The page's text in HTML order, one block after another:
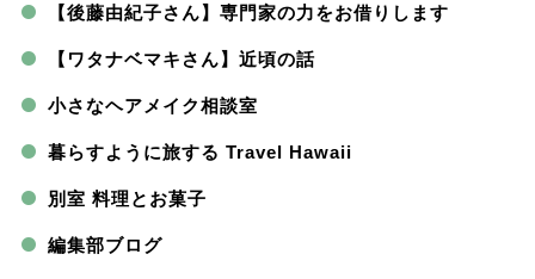
【後藤由紀子さん】専門家の力をお借りします
【ワタナベマキさん】近頃の話
小さなヘアメイク相談室
暮らすように旅する Travel Hawaii
別室 料理とお菓子
編集部ブログ